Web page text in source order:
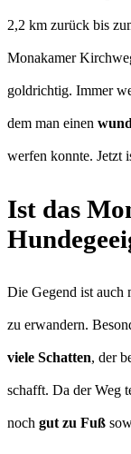
2,2 km zurück bis
Monakamer
goldrichtig. Immer
dem man einen
werfen konnte. Jetzt
Ist das
Die Gegend ist auch
zu erwandern.
viele Schatten, der
schafft. Da der Weg
noch gut zu Fuß